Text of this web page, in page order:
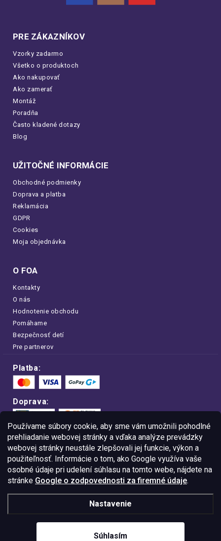
Používame súbory cookie, aby sme vám umožnili pohodlné
prehliadanie webovej stránky a vďaka analýze prevádzky
webovej stránky neustále zlepšovali jej funkcie, výkon a
použiteľnosť. Informácie o tom, ako Google využíva vaše
osobné údaje pri udelení súhlasu na tomto webe, nájdete na
stránke Google o zodpovednosti za firemné údaje.
Nastavenie
Súhlasím
PRE ZÁKAZNÍKOV
Vzorky zadarmo
Všetko o produktoch
Ako nakupovať
Ako zamerať
Montáž
Poradňa
Často kladené dotazy
Blog
UŽITOČNÉ INFORMÁCIE
Obchodné podmienky
Doprava a platba
Reklamácia
GDPR
Cookies
Moja objednávka
O FOA
Kontakty
O nás
Hodnotenie obchodu
Pomáhame
Bezpečnosť detí
Pre partnerov
Platba:
Doprava:
Nakupujte na FOA bezpečne a bez obáv.
Vďaka protokolu HTTPS sú vaše citlivé
dáta v úplnom bezpečí.
© Copyright2026Westlogic Slovakia s.r.o.,
Gajova 4, Bratislava, 811 09